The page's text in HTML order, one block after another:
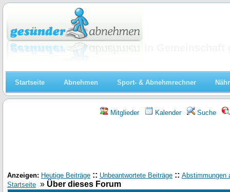
Startseite Abnehmen Sport- & Abnehmrechner
Mitglieder Kalender Suche
Anzeigen: Heutige Beiträge :: Unbeantwortete Beiträge :: Abstimmungen
Startseite » Über dieses Forum